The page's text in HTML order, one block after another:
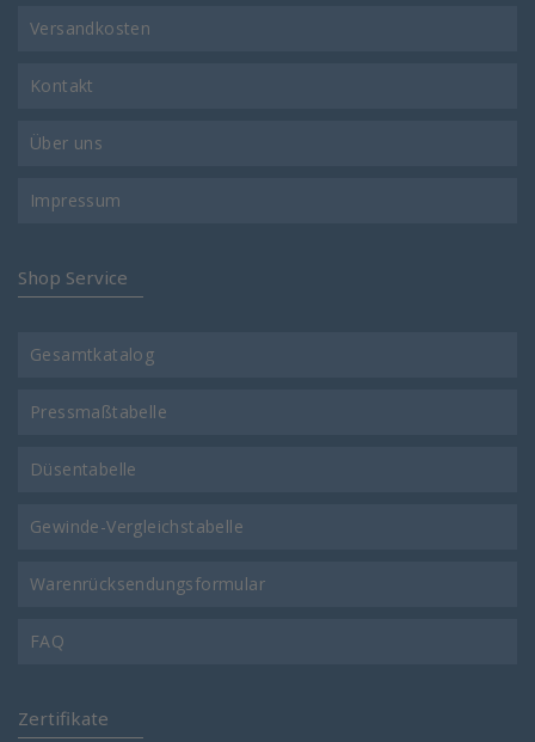
Versandkosten
Kontakt
Über uns
Impressum
Shop Service
Gesamtkatalog
Pressmaßtabelle
Düsentabelle
Gewinde-Vergleichstabelle
Warenrücksendungsformular
FAQ
Zertifikate